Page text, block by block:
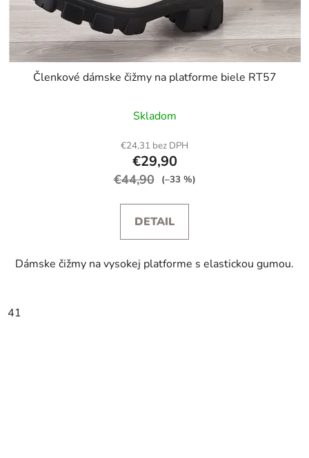
Členkové dámske čižmy na platforme biele RT57
Skladom
€24,31 bez DPH
€29,90
€44,90 (–33 %)
DETAIL
Dámske čižmy na vysokej platforme s elastickou gumou.
41